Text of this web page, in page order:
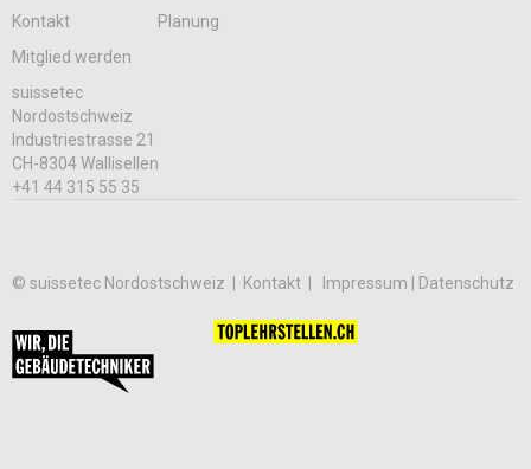
Kontakt
Planung
Mitglied werden
suissetec
Nordostschweiz
Industriestrasse 21
CH-8304 Wallisellen
+41 44 315 55 35
© suissetec Nordostschweiz | Kontakt Impressum | Datenschutz